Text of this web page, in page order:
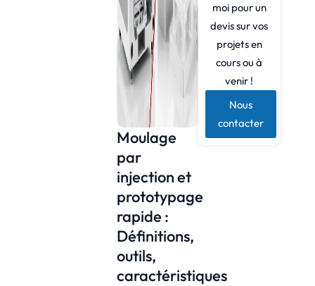
Moulage
par
injection et
prototypage
rapide :
Définitions,
outils,
caractéristiques
moi pour un
devis sur vos
projets en
cours ou à
venir !
Nous
contacter